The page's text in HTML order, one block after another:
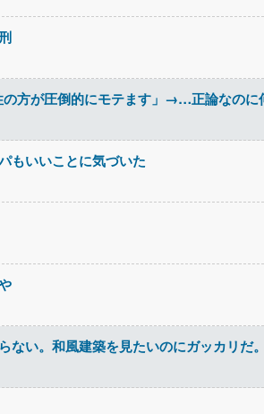
方が圧倒的にモテます」→…正論なのに
もいいことに気づいた
ない。和風建築を見たいのにガッカリだ